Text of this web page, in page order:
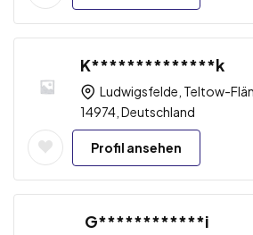
K**************k
Ludwigsfelde, Teltow-
14974, Deutschland
Profil ansehen
G************i